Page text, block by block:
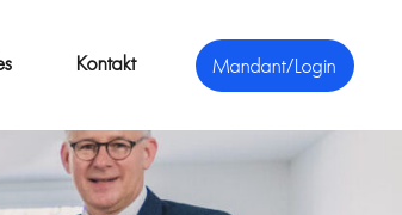
Mandant/Login
Kontakt